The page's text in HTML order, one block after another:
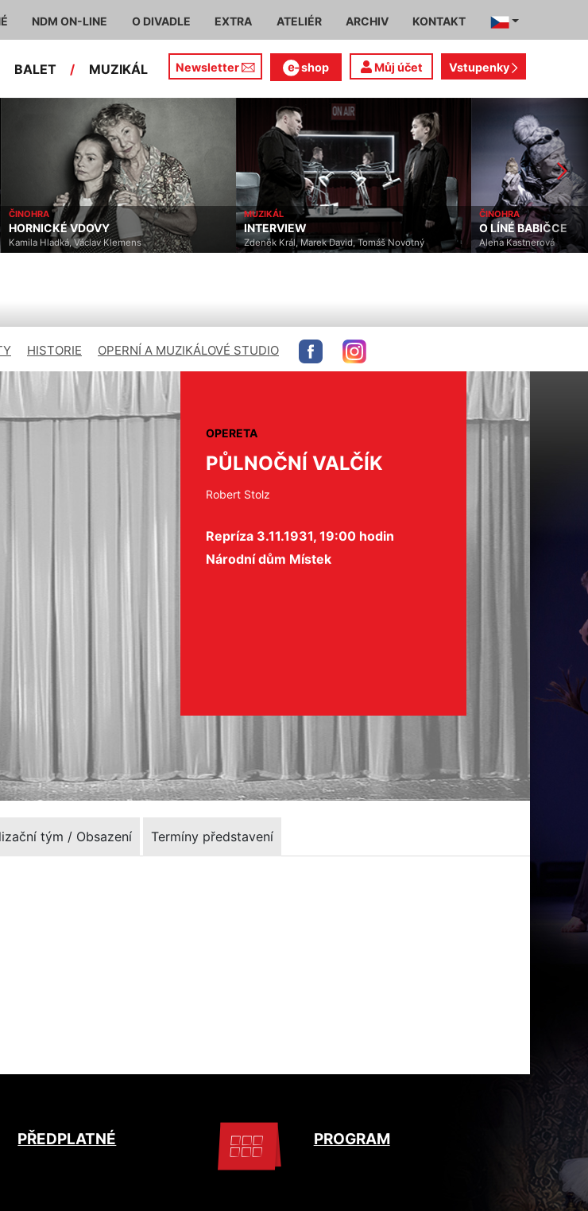
NDM ON-LINE O DIVADLE EXTRA ATELIÉR ARCHIV KONTAKT
BALET / MUZIKÁL Newsletter shop Můj účet Vstupenky
ČINOHRA
HORNICKÉ VDOVY
Hladká, Václav Klemens
MUZIKÁL
INTERVIEW
Zdeněk Král, Marek David, Tomáš Novotný
ČINOHRA
O LÍNÉ BABIČCE
Alena Kastnerová
HISTORIE OPERNÍ A MUZIKÁLOVÉ STUDIO
OPERETA
PŮLNOČNÍ VALČÍK
Robert Stolz
Repríza 3.11.1931, 19:00 hodin
Národní dům Místek
tým / Obsazení Termíny představení
PŘEDPLATNÉ PROGRAM